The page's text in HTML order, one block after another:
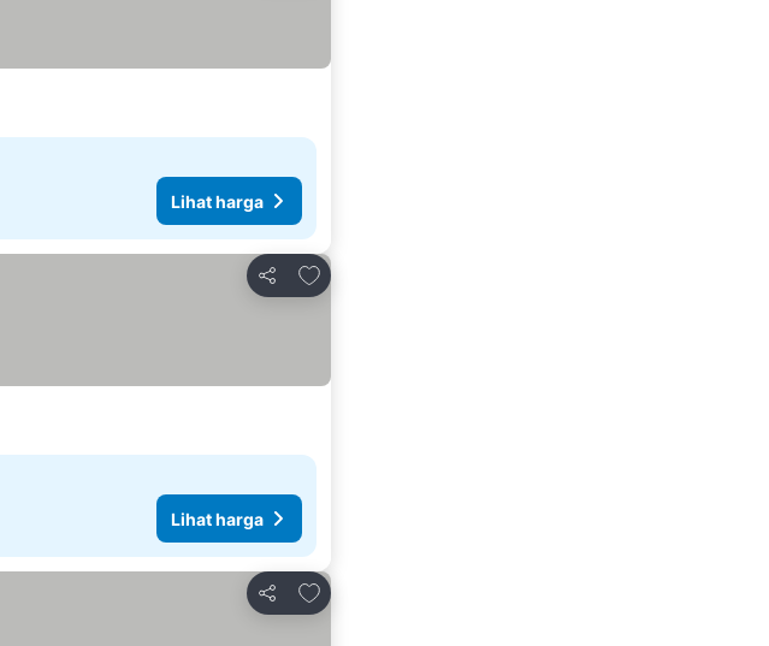
Lihat harga
Bagikan
Tambahkan ke favorit
Lihat harga
Bagikan
Tambahkan ke favorit